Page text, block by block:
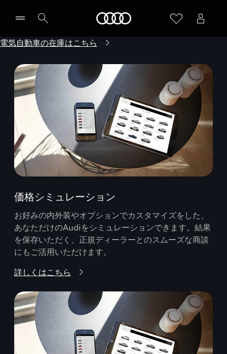
電気自動車の在庫はこちら
価格シミュレーション
お好みの内外装やオプションでカスタマイズをした、
あなただけのAudiをシミュレーションできます。結果
を保存いただく、正規ディーラーとのスムーズな商談
にもご活用いただけます。
詳しくはこちら